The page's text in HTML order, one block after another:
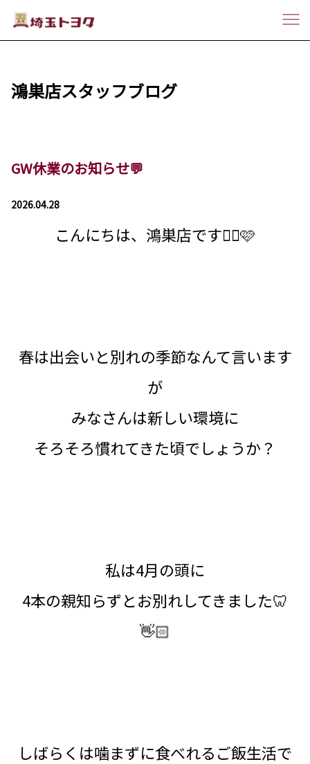
鴻巣店スタッフブログ
GW休業のお知らせ💬
2026.04.28
こんにちは、鴻巣店です💁‍♀️🩷
春は出会いと別れの季節なんて言います
が
みなさんは新しい環境に
そろそろ慣れてきた頃でしょうか？
私は4月の頭に
4本の親知らずとお別れしてきました🦷
👋🏻
しばらくは噛まずに食べれるご飯生活で